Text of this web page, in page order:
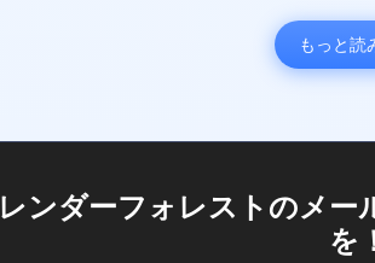
もっと読
レンダーフォレストのメー
を